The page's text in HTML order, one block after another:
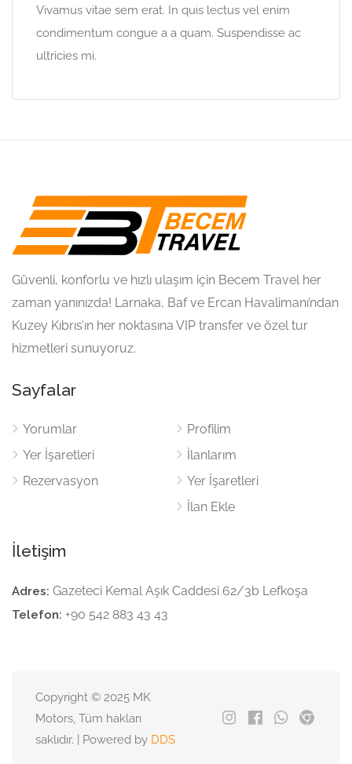
Vivamus vitae sem erat. In quis lectus vel enim
condimentum congue a a quam. Suspendisse ac
ultricies mi.
Güvenli, konforlu ve hızlı ulaşım için Becem Travel her
zaman yanınızda! Larnaka, Baf ve Ercan Havalimanı’ndan
Kuzey Kıbrıs’ın her noktasına VIP transfer ve özel tur
hizmetleri sunuyoruz.
Sayfalar
Yorumlar
Yer İşaretleri
Rezervasyon
Profilim
İlanlarım
Yer İşaretleri
İlan Ekle
İletişim
Adres: Gazeteci Kemal Aşık Caddesi 62/3b Lefkoşa
Telefon: +90 542 883 43 43
Copyright © 2025 MK
Motors, Tüm hakları
saklıdır. | Powered by DDS